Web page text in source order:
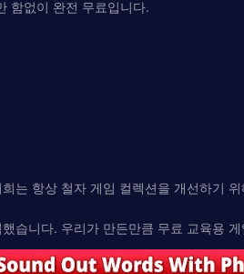
함없이 완전 무료입니다.
는 항상 철자 게임 컬렉션을 개선하기
습니다. 우리가 만든만큼 무료 교육용